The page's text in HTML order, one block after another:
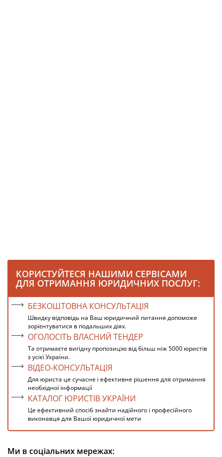
КОРИСТУЙТЕСЯ НАШИМИ СЕРВІСАМИ
ДЛЯ ОТРИМАННЯ ЮРИДИЧНИХ ПОСЛУГ:
БЕЗКОШТОВНА КОНСУЛЬТАЦІЯ
Швидку відповідь на Ваш юридичний питання допоможе
зорієнтуватися в подальших діях.
ОГОЛОСІТЬ ВЛАСНИЙ ТЕНДЕР
Та отримаєте вигідну пропозицію від більш ніж 5000 юристів
з усієї України.
ВІДЕО-КОНСУЛЬТАЦІЯ
Для юриста це сучасне і ефективне рішення для отримання
необхідної інформації
КАТАЛОГ ЮРИСТІВ УКРАЇНИ
Це ефективний спосіб знайти надійного і професійного
виконавця для Вашої юридичної мети
Ми в соціальних мережах: